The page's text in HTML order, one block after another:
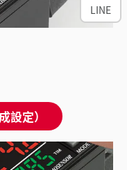
設定）
LINE